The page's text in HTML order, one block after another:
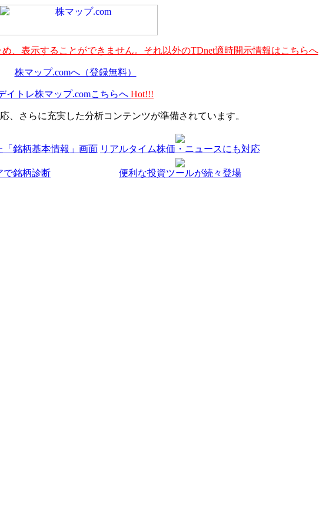
、表示することができません。それ以外のTDnet適時開示情報はこちらへ
株マップ.comへ（登録無料）
イトレ株マップ.comこちらへ Hot!!!
、さらに充実した分析コンテンツが準備されています。
銘柄基本情報」画面 リアルタイム株価・ニュースにも対応
で銘柄診断 便利な投資ツールが続々登場